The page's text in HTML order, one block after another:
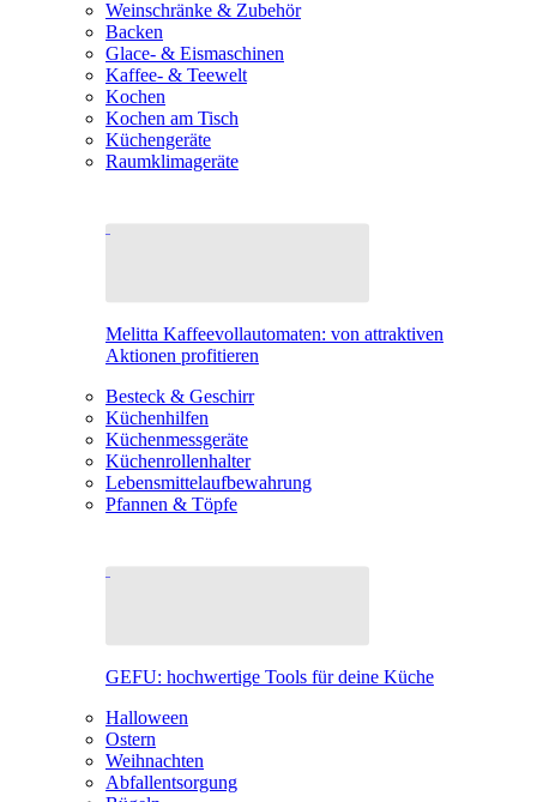
Weinschränke & Zubehör
Backen
Glace- & Eismaschinen
Kaffee- & Teewelt
Kochen
Kochen am Tisch
Küchengeräte
Raumklimageräte
Melitta Kaffeevollautomaten: von attraktiven
Aktionen profitieren
Besteck & Geschirr
Küchenhilfen
Küchenmessgeräte
Küchenrollenhalter
Lebensmittelaufbewahrung
Pfannen & Töpfe
GEFU: hochwertige Tools für deine Küche
Halloween
Ostern
Weihnachten
Abfallentsorgung